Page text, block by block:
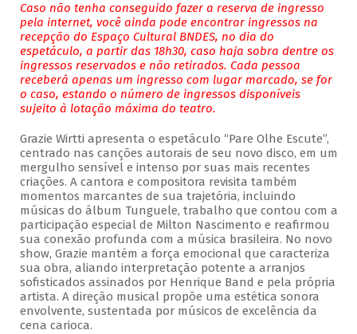
Caso não tenha conseguido fazer a reserva de ingresso
pela internet, você ainda pode encontrar ingressos na
recepção do Espaço Cultural BNDES, no dia do
espetáculo, a partir das 18h30, caso haja sobra dentre os
ingressos reservados e não retirados. Cada pessoa
receberá apenas um ingresso com lugar marcado, se for
o caso, estando o número de ingressos disponíveis
sujeito à lotação máxima do teatro.
Grazie Wirtti apresenta o espetáculo “Pare Olhe Escute”,
centrado nas canções autorais de seu novo disco, em um
mergulho sensível e intenso por suas mais recentes
criações. A cantora e compositora revisita também
momentos marcantes de sua trajetória, incluindo
músicas do álbum Tunguele, trabalho que contou com a
participação especial de Milton Nascimento e reafirmou
sua conexão profunda com a música brasileira. No novo
show, Grazie mantém a força emocional que caracteriza
sua obra, aliando interpretação potente a arranjos
sofisticados assinados por Henrique Band e pela própria
artista. A direção musical propõe uma estética sonora
envolvente, sustentada por músicos de excelência da
cena carioca.